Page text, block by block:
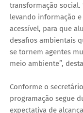
transformação
levando informação
acessível, para que
desafios ambientais
se tornem agentes
meio ambiente”,
Conforme o
programação segue
expectativa de